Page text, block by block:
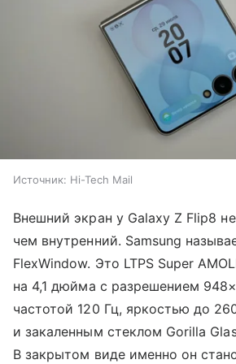
Источник: Hi-Tech Mail
Внешний экран у Galaxy Z Flip8
чем внутренний. Samsung
FlexWindow. Это LTPS Super
на 4,1 дюйма с разрешением
частотой 120 Гц, яркостью до
и закаленным стеклом Gorilla
В закрытом виде именно он